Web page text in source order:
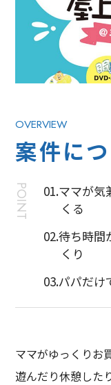
OVERVIEW
案件に
POINT
01.ママが気
くる
02.待ち時間
くり
03.パパだけ
ママがゆっくりお
遊んだり休憩した